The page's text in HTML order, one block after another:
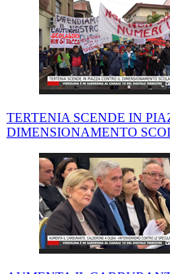
TERTENIA SCENDE IN
DIMENSIONAMENTO